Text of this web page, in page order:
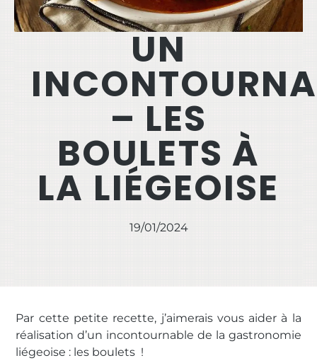
UN
– LES
BOULETS À
LA LIÉGEOISE
19/01/2024
Par cette petite recette, j’aimerais vous aider à la
réalisation d’un incontournable de la gastronomie
liégeoise : les boulets !